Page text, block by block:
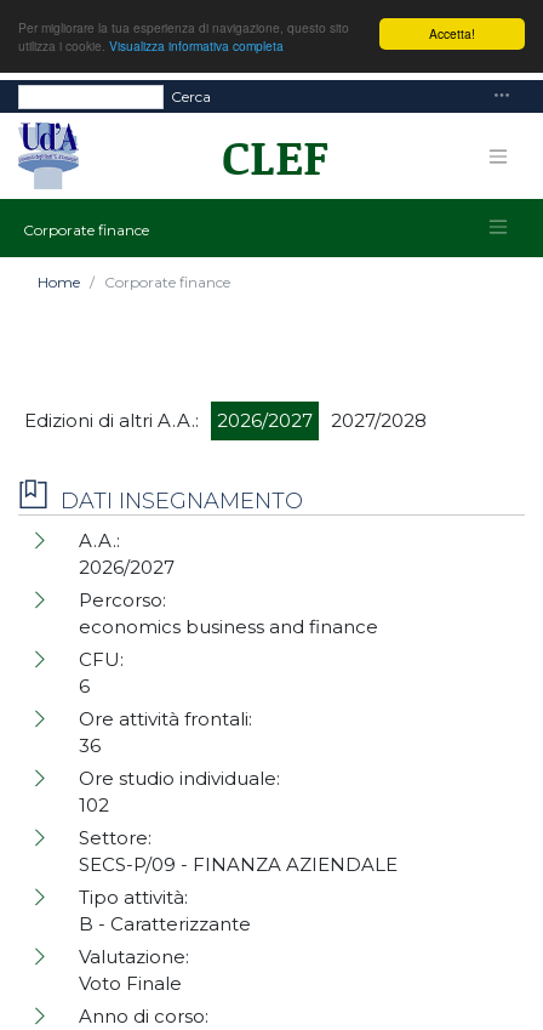
Accetta!
Per migliorare la tua esperienza di navigazione, questo sito
utilizza i cookie. Visualizza informativa completa
Cerca
Corporate finance
Home Corporate finance
Edizioni di altri A.A.: 2026/2027 2027/2028
DATI INSEGNAMENTO
A.A.:
2026/2027
Percorso:
economics business and finance
CFU:
6
Ore attività frontali:
36
Ore studio individuale:
102
Settore:
SECS-P/09 - FINANZA AZIENDALE
Tipo attività:
B - Caratterizzante
Valutazione:
Voto Finale
Anno di corso: